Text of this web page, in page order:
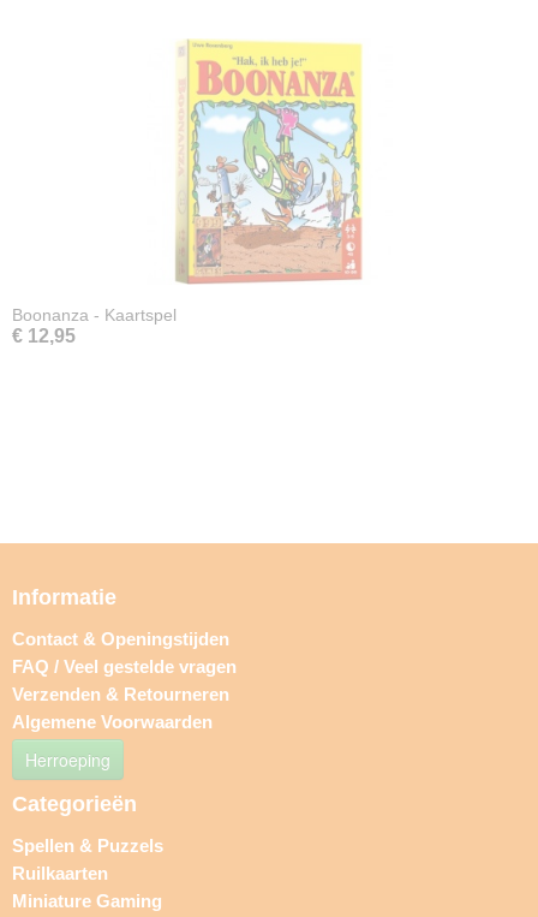
Boonanza - Kaartspel
€ 12,95
Informatie
Contact & Openingstijden
FAQ / Veel gestelde vragen
Verzenden & Retourneren
Algemene Voorwaarden
Herroeping
Categorieën
Spellen & Puzzels
Ruilkaarten
Miniature Gaming